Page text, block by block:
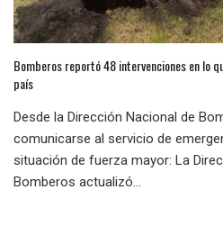
Bomberos reportó 48 intervenciones en lo
país
Desde la Dirección Nacional de
comunicarse al servicio de
situación de fuerza mayor: La
Bomberos actualizó...